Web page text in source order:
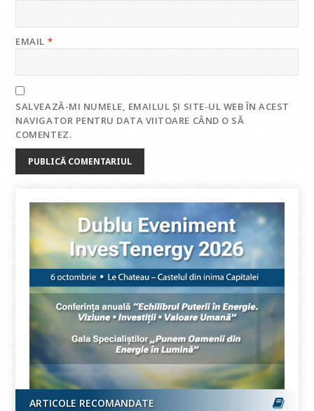
EMAIL *
SALVEAZĂ-MI NUMELE, EMAILUL ȘI SITE-UL WEB ÎN ACEST
NAVIGATOR PENTRU DATA VIITOARE CÂND O SĂ
COMENTEZ.
ARTICOLE RECOMANDATE